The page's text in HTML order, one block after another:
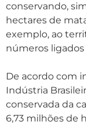
conservando,
hectares de
exemplo, ao
números ligados
De acordo com
Indústria
conservada da
6,73 milhões de